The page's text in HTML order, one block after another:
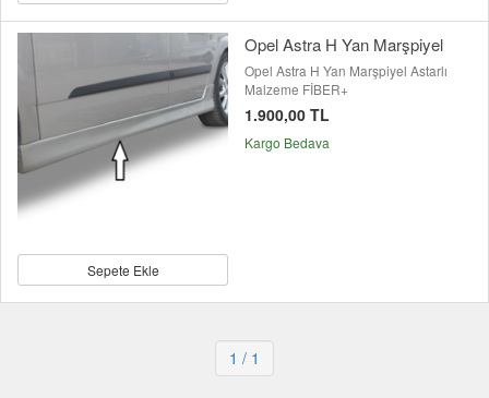
Sepete Ekle
Opel Astra H Yan Marşpiyel
Opel Astra H Yan Marşpiyel Astarlı
Malzeme FİBER+
1.900,00 TL
Kargo Bedava
1 / 1